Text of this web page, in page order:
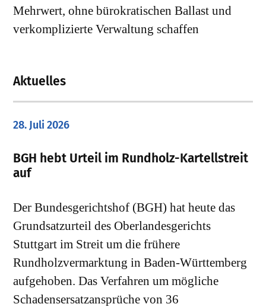
Mehrwert, ohne bürokratischen Ballast und
verkomplizierte Verwaltung schaffen
Aktuelles
28. Juli 2026
​BGH hebt Urteil im Rundholz-Kartellstreit
auf
Der Bundesgerichtshof (BGH) hat heute das
Grundsatzurteil des Oberlandesgerichts
Stuttgart im Streit um die frühere
Rundholzvermarktung in Baden-Württemberg
aufgehoben. Das Verfahren um mögliche
Schadensersatzansprüche von 36